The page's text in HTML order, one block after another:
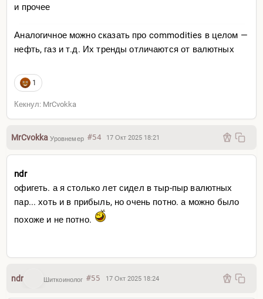
и прочее
Аналогичное можно сказать про commodities в целом —
нефть, газ и т.д. Их тренды отличаются от валютных
1
Кекнул: MrCvokka
MrCvokkaУровнемер #54 17 Окт 2025 18:21
ndr
офигеть. а я столько лет сидел в тыр-пыр валютных
пар... хоть и в прибыль, но очень потно. а можно было
похоже и не потно.
ndr Шиткоинолог #55 17 Окт 2025 18:24